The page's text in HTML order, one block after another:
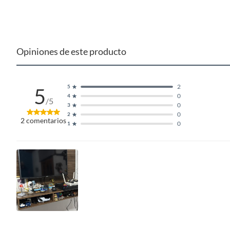
Opiniones de este producto
5/5
2comentarios 1 0
2 0
3 0
4 0
5 2